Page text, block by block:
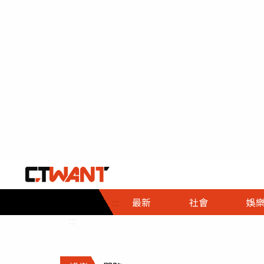
::: 最新 社會
社會首頁
時事
調查
娛樂
娛樂首頁
即時
財經首頁
熱線
政